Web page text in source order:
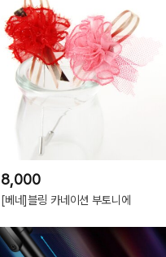
8,000
[베네]블링 카네이션 부토니에